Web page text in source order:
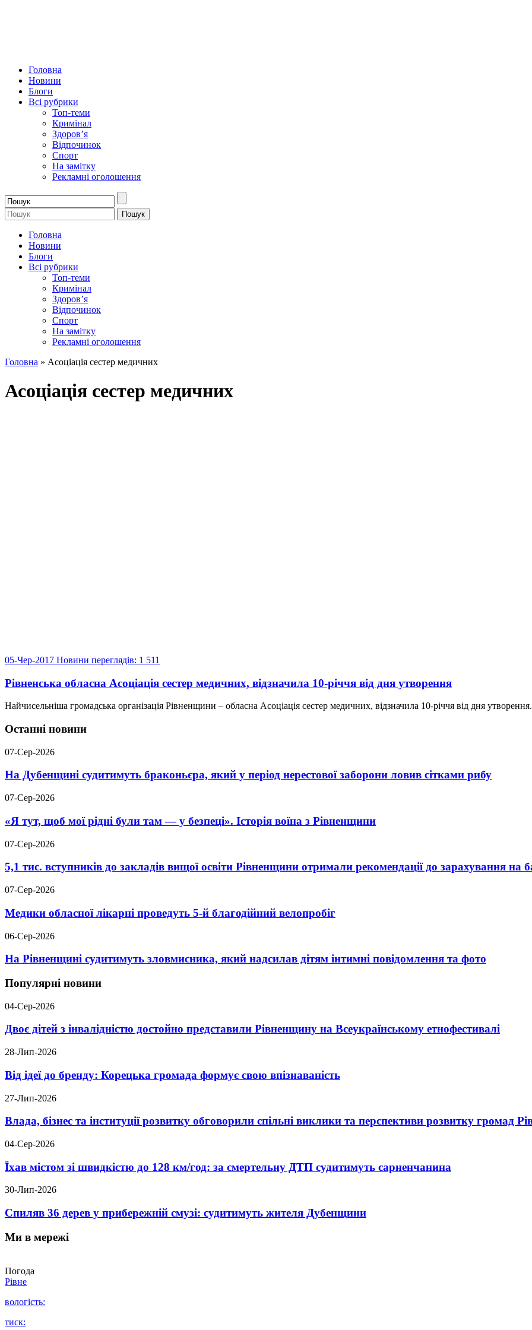
Головна
Новини
Блоги
Всі рубрики
Топ-теми
Кримінал
Здоров’я
Відпочинок
Спорт
На замітку
Рекламні оголошення
Головна
Новини
Блоги
Всі рубрики
Топ-теми
Кримінал
Здоров’я
Відпочинок
Спорт
На замітку
Рекламні оголошення
Головна » Асоціація сестер медичних
Асоціація сестер медичних
05-Чер-2017 Новини переглядів: 1 511
Рівненська обласна Асоціація сестер медичних, відзначила 10-річчя від дня утворення
Найчисельніша громадська організація Рівненщини – обласна Асоціація сестер медичних, відзначила 10-річчя від дня
Останні новини
07-Сер-2026
На Дубенщині судитимуть браконьєра, який у період нерестової заборони ловив сітками рибу
07-Сер-2026
«Я тут, щоб мої рідні були там — у безпеці». Історія воїна з Рівненщини
07-Сер-2026
5,1 тис. вступників до закладів вищої освіти Рівненщини отримали рекомендації до зарахування на
07-Сер-2026
Медики обласної лікарні проведуть 5-й благодійний велопробіг
06-Сер-2026
На Рівненщині судитимуть зловмисника, який надсилав дітям інтимні повідомлення та фото
Популярні новини
04-Сер-2026
Двоє дітей з інвалідністю достойно представили Рівненщину на Всеукраїнському етнофестивалі
28-Лип-2026
Від ідеї до бренду: Корецька громада формує свою впізнаваність
27-Лип-2026
Влада, бізнес та інституції розвитку обговорили спільні виклики та перспективи розвитку громад
04-Сер-2026
Їхав містом зі швидкістю до 128 км/год: за смертельну ДТП судитимуть сарненчанина
30-Лип-2026
Спиляв 36 дерев у прибережній смузі: судитимуть жителя Дубенщини
Ми в мережі
Погода
Рівне
вологість:
тиск: